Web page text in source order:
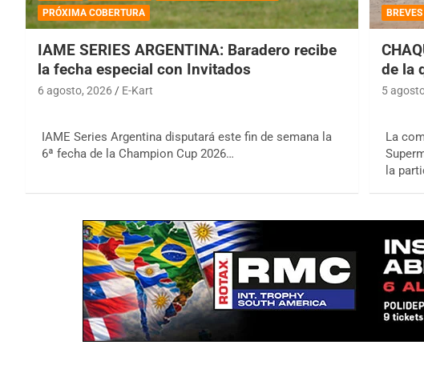
PRÓXIMA COBERTURA
IAME SERIES ARGENTINA: Baradero recibe
la fecha especial con Invitados
6 agosto, 2026 E-Kart
IAME Series Argentina disputará este fin de semana la
6ª fecha de la Champion Cup 2026…
BREVES
de la
5
La
la